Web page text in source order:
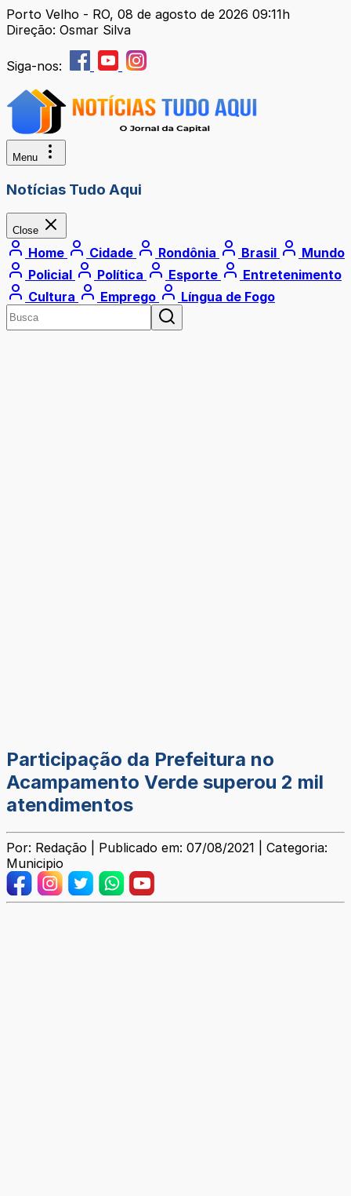
Porto Velho - RO, 08 de agosto de 2026 09:11h
Direção: Osmar Silva
Siga-nos:
Menu
Notícias Tudo Aqui
Close
Home Cidade Rondônia Brasil
Mundo
Policial
Política Esporte
Entretenimento
Cultura
Emprego Língua de Fogo
Participação da Prefeitura no
Acampamento Verde superou 2 mil
atendimentos
Por: Redação | Publicado em: 07/08/2021 | Categoria:
Municipio